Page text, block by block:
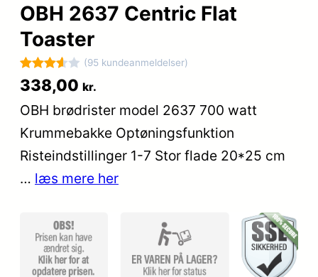
OBH 2637 Centric Flat
Toaster
Bedømt
3.6ud
af 5
baseret
95
kundebe
(95 kundeanmeldelser)
338,00 kr.
OBH brødrister model 2637 700 watt
Krummebakke Optøningsfunktion
Risteindstillinger 1-7 Stor flade 20*25 cm
… læs mere her